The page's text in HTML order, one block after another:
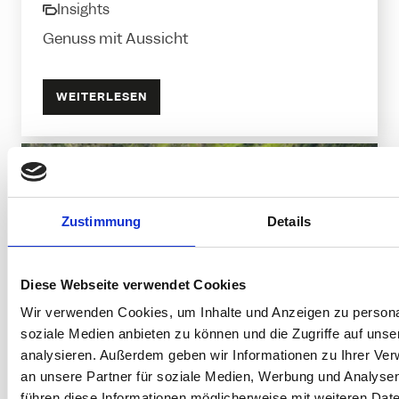
Zustimmung Details
Diese Webseite verwendet Cookies
Wir verwenden Cookies, um Inhalte und Anzeigen zu
soziale Medien anbieten zu können und die Zugriffe auf
analysieren. Außerdem geben wir Informationen zu Ihrer
an unsere Partner für soziale Medien, Werbung und
category
Insights
Genuss mit Aussicht
WEITERLESEN
Familien-Abenteuer in der Silvretta
BLOG